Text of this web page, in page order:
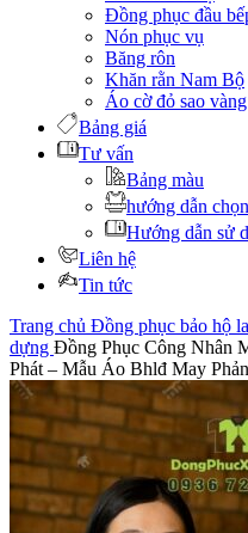
Đồng phục đầu
Nón phục vụ
Băng rôn
Khăn rằn Nam Bộ
Áo cờ đỏ sao vàng
Bảng giá
Tư vấn
Bảng màu
hướng dẫn
Hướng dẫn sử
Liên hệ
Tin tức
Trang chủ Đồng phục bảo hộ
dựng Đồng Phục Công Nhân
Phát – Mẫu Áo Bhlđ May